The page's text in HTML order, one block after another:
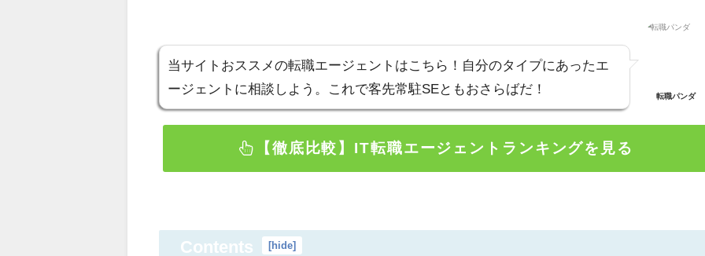
当サイト おススメの転職エージェントはこちら！ 自分のタイプにあったエ
ージェントに相談しよう。これで客先常駐SEともおさらばだ！
転職パンダ
【徹底比較】IT転職エージェントランキングを見る
Contents [hide]